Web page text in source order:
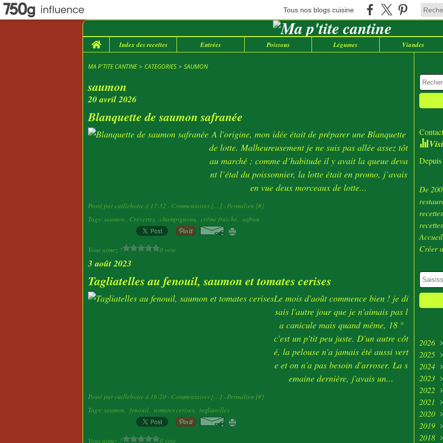
Tous nos blogs cuisine
Home Index des recettes Entrées Poissons Légumes Viandes
MA P'TITE CANTINE > CATEGORIES > SAUMON
saumon
20 avril 2026
Blanquette de saumon safranée
A l'origine, mon idée était de préparer une Blanquette
de lotte. Malheureusement je ne suis pas allée assez tôt
au marché ; comme d’habitude il y avait la queue deva
nt l’étal du poissonnier, la lotte était en promo, j’avais
en vue deux morceaux de lotte...
Posté par caillebotte à 17:32 - Commentaires [… ] - Permalien [#]
Tags: saumon, Crevettes, champignons, crème fraiche, safran
Vous aimez ? 0 vote
3 août 2023
Tagliatelles au fenouil, saumon et tomates cerises
Le mois d'août commence bien ! je di
sais l'autre jour que je n'aimais pas l
a canicule mais quand même, 18 °
c'est un p'tit peu juste. D'un autre côt
é, la pelouse n'a jamais été aussi vert
e et on n'a pas besoin d'arroser. La s
emaine dernière, j'avais un...
Posté par caillebotte à 16:20 - Commentaires [… ] - Permalien [#]
Tags: saumon, fenouil, tomates cerises, tagliatelles
Vous aimez ? 0 vote
De
Créer
2026
Juillet
Juin
Avril
Mars
2025
Août
Juillet
Mai
2024
Août
Juillet
2023
Août
2022
2021
2020
2019
2018